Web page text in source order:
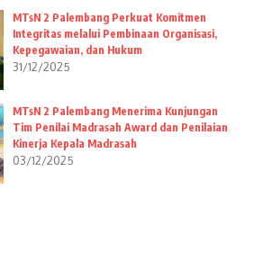
MTsN 2 Palembang Perkuat Komitmen
Integritas melalui Pembinaan Organisasi,
Kepegawaian, dan Hukum
31/12/2025
MTsN 2 Palembang Menerima Kunjungan
Tim Penilai Madrasah Award dan Penilaian
Kinerja Kepala Madrasah
03/12/2025